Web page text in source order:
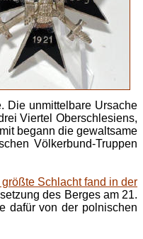
Die unmittelbare Ursache
Viertel Oberschlesiens,
begann die gewaltsame
Völkerbund-Truppen
größte Schlacht fand in der
des Berges am 21.
dafür von der polnischen